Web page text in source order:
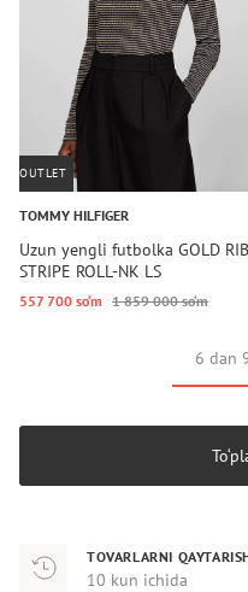
OUTLET
TOMMY HILFIGER
Uzun yengli futbolka GOLD RIB
STRIPE ROLL-NK LS
557 700 so‘m 1 859 000 so‘m
6 dan
TOVARLARNI
10 kun ichida